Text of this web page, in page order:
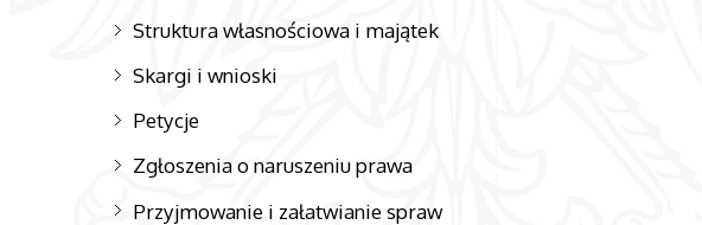
Struktura własnościowa i majątek
Skargi i wnioski
Petycje
Zgłoszenia o naruszeniu prawa
Przyjmowanie i załatwianie spraw